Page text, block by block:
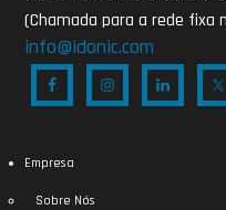
(Chamada para a rede fixa
info@idonic.com
Empresa
Sobre Nós